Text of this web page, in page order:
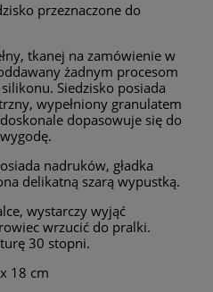
przeznaczone do
tkanej na zamówienie w
żadnym procesom
Siedzisko posiada
wypełniony granulatem
dopasowuje się do
nadruków, gładka
delikatną szarą wypustką.
wystarczy wyjąć
wrzucić do pralki.
30 stopni.
18 cm